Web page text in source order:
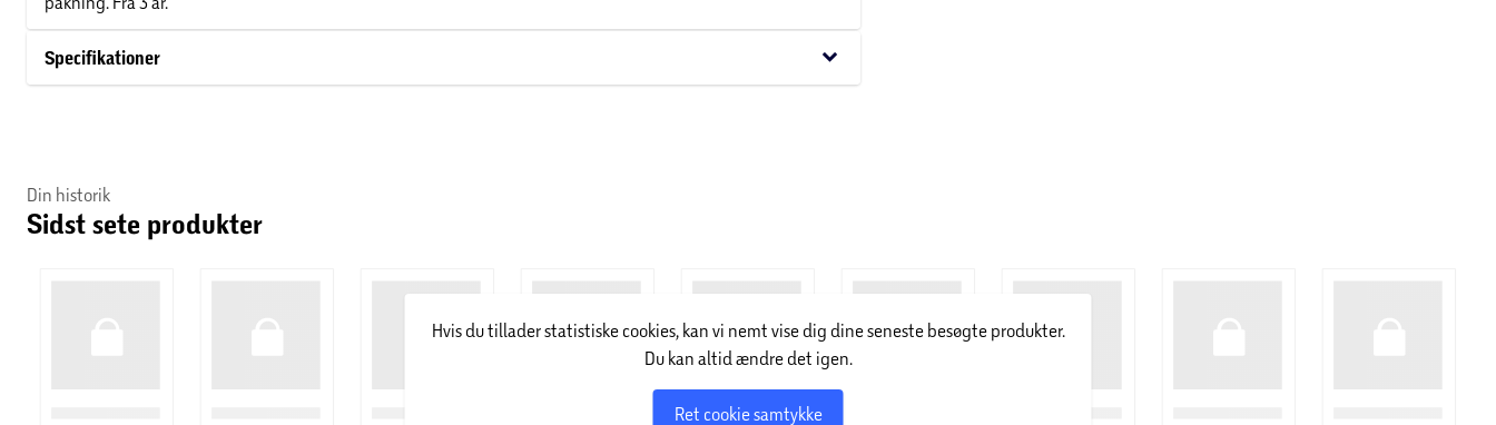
Specifikationer keyboard_arrow_down
Din historik
Sidst sete produkter
Hvis du tillader statistiske cookies, kan vi nemt vise dig dine seneste besøgte produkter.
Du kan altid ændre det igen.
Ret cookie samtykke